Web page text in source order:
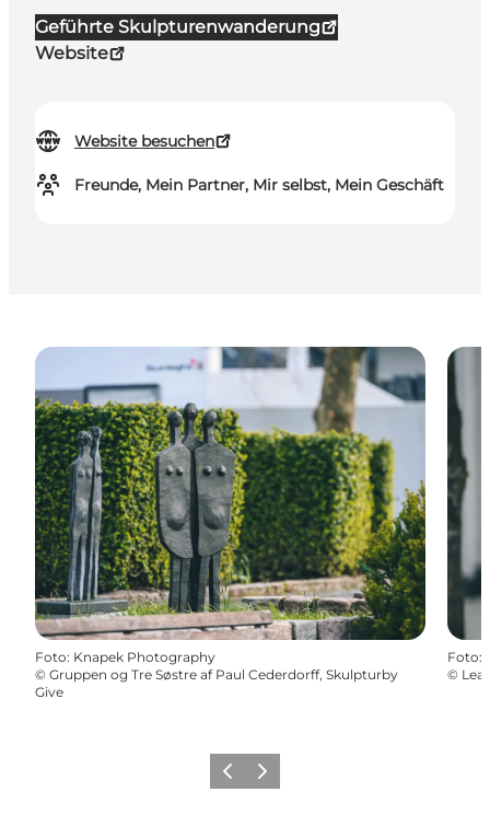
Geführte Skulpturenwanderung
Website
Website besuchen
Freunde, Mein Partner, Mir selbst, Mein Geschäft
Foto: Knapek Photography
© Gruppen og Tre Søstre af Paul Cederdorff, Skulpturby
Give
Foto:
©
ZurückWeiter